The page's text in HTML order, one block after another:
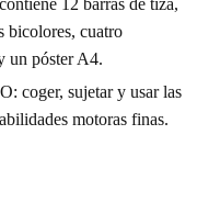
12 barras de tiza,
bicolores, cuatro
un póster A4.
coger, sujetar y usar las
motoras finas.